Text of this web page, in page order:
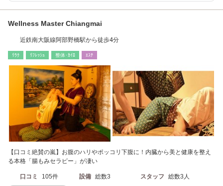
Wellness Master Chiangmai
近鉄南大阪線阿部野橋駅から徒歩4分
ﾘﾗｸ ﾘﾌﾚｯｼｭ 整体･ｶｲﾛ ｴｽﾃ
【口コミ絶賛の嵐】お腹のハリやポッコリ下腹に！内臓から美と健康を整え
る本格「腸もみセラピー」が凄い
口コミ 105件 設備 総数3 スタッフ 総数3人